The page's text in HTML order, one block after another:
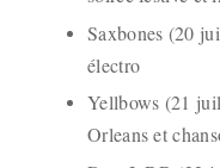
Saxbones (20
électro
Yellbows (21
Orleans et